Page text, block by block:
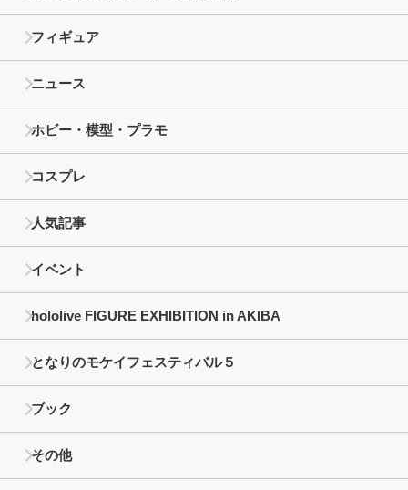
フィギュア
ニュース
ホビー・模型・プラモ
コスプレ
人気記事
イベント
hololive FIGURE EXHIBITION in AKIBA
となりのモケイフェスティバル５
ブック
その他